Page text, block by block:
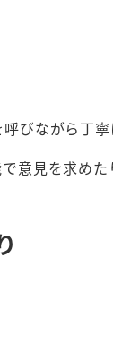
びながら丁寧
意見を求め